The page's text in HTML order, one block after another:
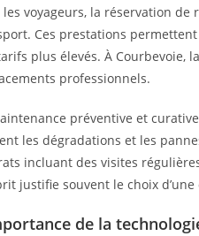
voyageurs, la réservation
Ces prestations
plus élevés. À Courbevoie,
professionnels.
préventive et
les dégradations et les
incluant des visites
justifie souvent le choix
de la